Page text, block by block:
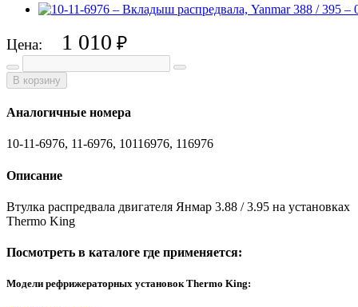
Цена: 1 010 ₽
В корзину
Аналогичные номера
10-11-6976, 11-6976, 10116976, 116976
Описание
Втулка распредвала двигателя Янмар 3.88 / 3.95 на установках
Thermo King
Посмотреть в каталоге где применяется:
Модели рефрижераторных установок Thermo King: